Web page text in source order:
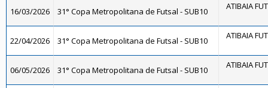
16/03/2026 31° Copa Metropolitana de Futsal - SUB10 ATIBAIA
22/04/2026 31° Copa Metropolitana de Futsal - SUB10 ATIBAIA
06/05/2026 31° Copa Metropolitana de Futsal - SUB10 ATIBAIA